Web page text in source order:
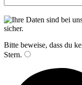
Bitte beweise, dass du
Stern.